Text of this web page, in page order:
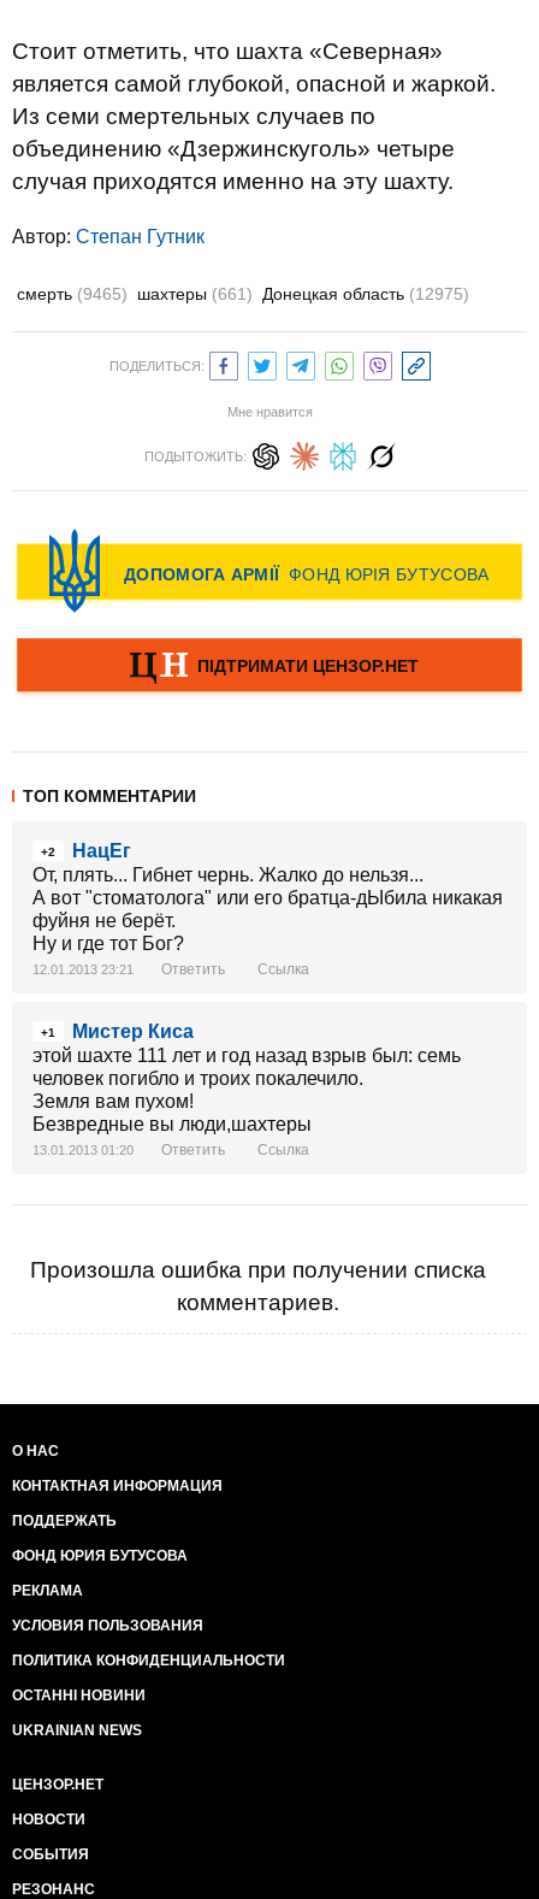
Стоит отметить, что шахта «Северная»
является самой глубокой, опасной и жаркой.
Из семи смертельных случаев по
объединению «Дзержинскуголь» четыре
случая приходятся именно на эту шахту.
Автор: Степан Гутник
смерть (9465) шахтеры (661) Донецкая область (12975)
ПОДЕЛИТЬСЯ:
Мне нравится
ПОДЫТОЖИТЬ:
ТОП КОММЕНТАРИИ
+2
НацЕг
От, плять... Гибнет чернь. Жалко до нельзя...
А вот "стоматолога" или его братца-дЫбила никакая
фуйня не берёт.
Ну и где тот Бог?
12.01.2013 23:21 Ответить Ссылка
+1
Мистер Киса
этой шахте 111 лет и год назад взрыв был: семь
человек погибло и троих покалечило.
Земля вам пухом!
Безвредные вы люди,шахтеры
13.01.2013 01:20 Ответить Ссылка
Произошла ошибка при получении списка
комментариев.
О НАС
КОНТАКТНАЯ ИНФОРМАЦИЯ
ПОДДЕРЖАТЬ
ФОНД ЮРИЯ БУТУСОВА
РЕКЛАМА
УСЛОВИЯ ПОЛЬЗОВАНИЯ
ПОЛИТИКА КОНФИДЕНЦИАЛЬНОСТИ
ОСТАННІ НОВИНИ
UKRAINIAN NEWS
ЦЕНЗОР.НЕТ
НОВОСТИ
СОБЫТИЯ
РЕЗОНАНС